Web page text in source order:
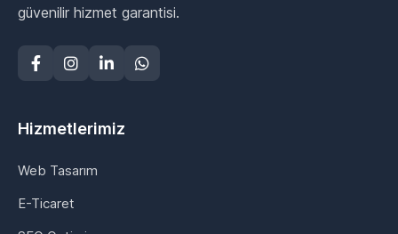
güvenilir hizmet garantisi.
Hizmetlerimiz
Web Tasarım
E-Ticaret